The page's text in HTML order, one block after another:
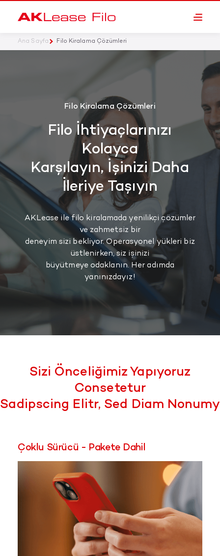
Ana Sayfa Filo Kiralama Çözümleri
Filo Kiralama Çözümleri
Filo İhtiyaçlarınızı
Kolayca
Karşılayın, İşinizi Daha
İleriye Taşıyın
AKLease ile filo kiralamada yenilikçi çözümler
ve zahmetsiz bir
deneyim sizi bekliyor. Operasyonel yükleri biz
üstlenirken, siz işinizi
büyütmeye odaklanın. Her adımda
yanınızdayız!
Sizi Önceliğimiz Yapıyoruz
Consetetur
Sadipscing Elitr, Sed Diam Nonumy
Çoklu Sürücü - Pakete Dahil